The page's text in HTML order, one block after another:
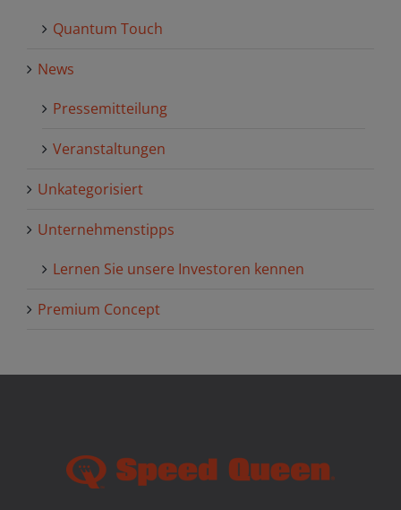
Quantum Touch
News
Pressemitteilung
Veranstaltungen
Unkategorisiert
Unternehmenstipps
Lernen Sie unsere Investoren kennen
Premium Concept